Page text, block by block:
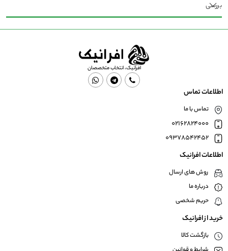
بررسی
افرانیک، انتخاب متخصصان
اطلاعات تماس
تماس با ما
02162824000
09378542452
اطلاعات افرانیک
روش های ارسال
درباره ما
حریم شخصی
خرید از افرانیک
بازگشت کالا